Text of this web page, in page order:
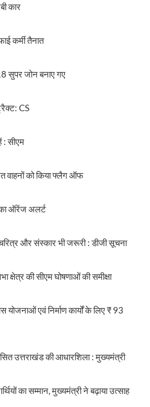
कार
कर्मी तैनात
सुपर जोन बनाए गए
CS
: सीएम
वाहनों को किया फ्लैग ऑफ
ऑरेंज अलर्ट
और संस्कार भी जरूरी : डीजी सूचना
क्षेत्र की सीएम घोषणाओं की समीक्षा
योजनाओं एवं निर्माण कार्यों के लिए ₹ 93
उत्तराखंड की आधारशिला : मुख्यमंत्री
का सम्मान, मुख्यमंत्री ने बढ़ाया उत्साह